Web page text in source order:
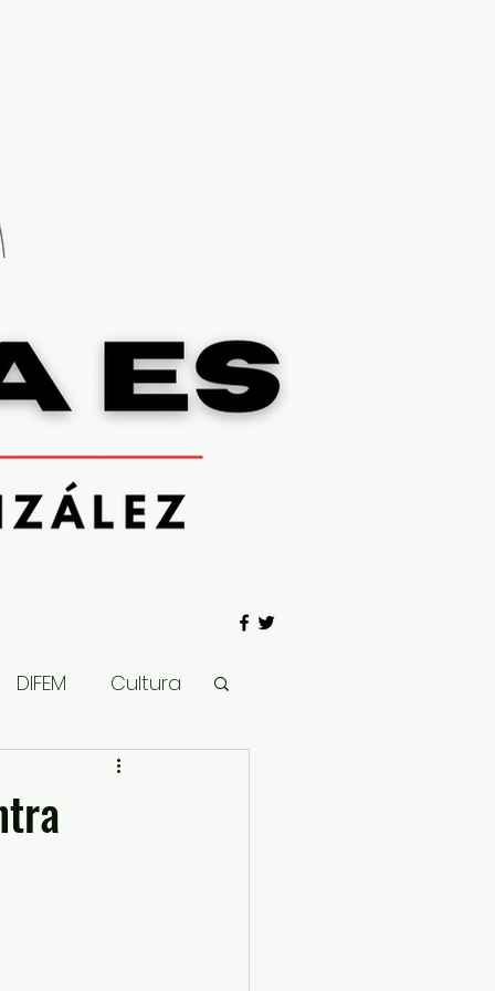
DIFEM Cultura